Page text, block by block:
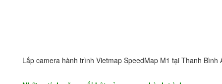
Lắp camera hành trình Vietmap SpeedMap M1 tại Thanh Bình